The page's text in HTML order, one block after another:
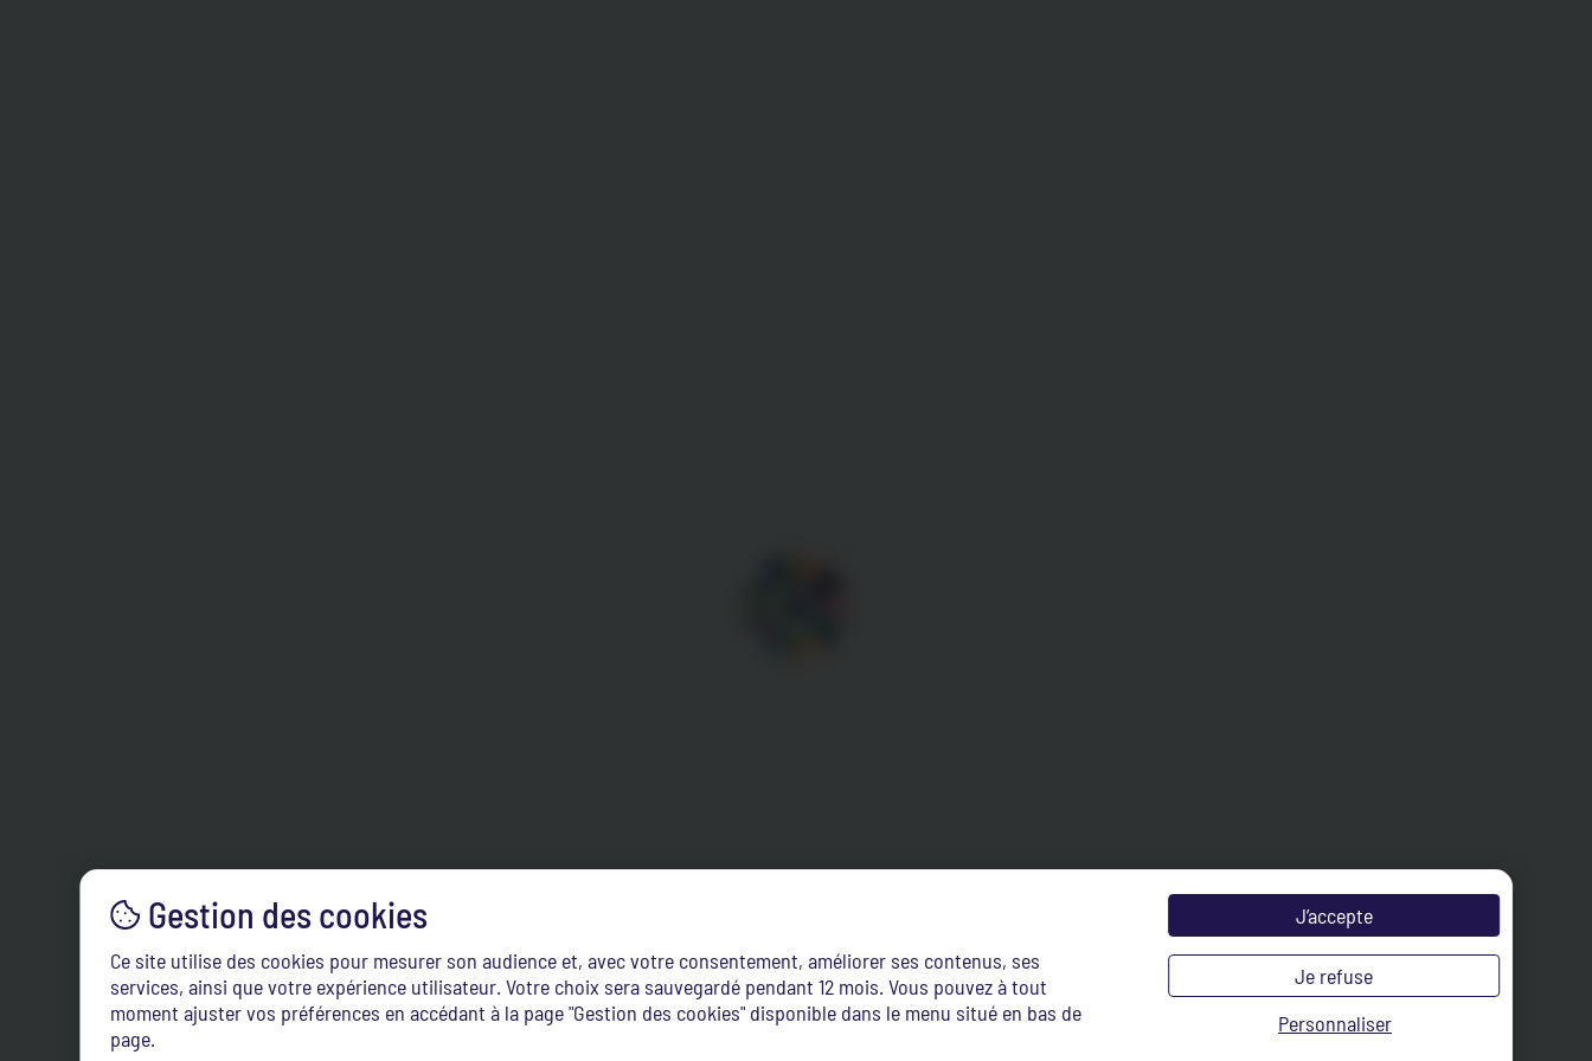
Ce site utilise des cookies pour mesurer son audience et, avec votre consentement, améliorer ses contenus, ses
services, ainsi que votre expérience utilisateur. Votre choix sera sauvegardé pendant 12 mois. Vous pouvez à tout
moment ajuster vos préférences en accédant à la page "Gestion des cookies" disponible dans le menu situé en bas de
page.
J’accepte
Je refuse
Personnaliser